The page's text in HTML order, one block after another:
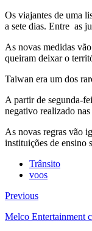
Os viajantes de uma
a sete dias. Entre as
As novas medidas
queiram deixar o
Taiwan era um dos
A partir de segunda-
negativo realizado
As novas regras vão
instituições de ensino
Trânsito
voos
Previous
Melco Entertainment